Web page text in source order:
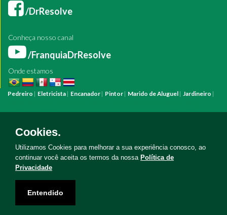
/DrResolve
Conheça nosso canal
/FranquiaDrResolve
Onde estamos
Pedreiro | Eletricista | Encanador | Pintor | Marido de Aluguel | Jardineiro |
Bombeiro HidráulicoManutenção PredialManutenção Residencial
ReformaServiço Eletricista
HidráulicaServiço PedreiroServiço Construção
Cookies.
Utilizamos Cookies para melhorar a sua experiência conosco, ao
continuar você aceita os termos da nossa Política de
Privacidade
Entendido